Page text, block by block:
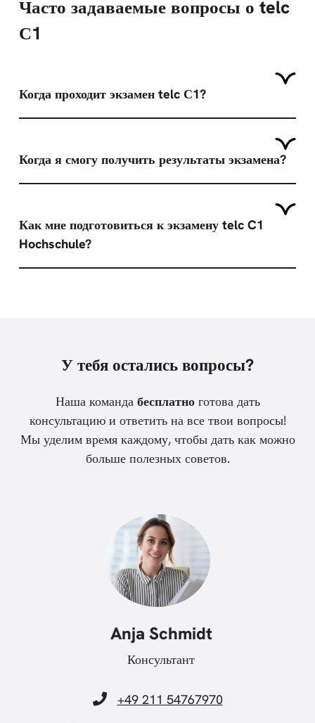
Часто задаваемые вопросы о telc
С1
Когда проходит экзамен telc С1?
Когда я смогу получить результаты экзамена?
Как мне подготовиться к экзамену telc C1
Hochschule?
У тебя остались вопросы?
Наша команда бесплатноготова дать
консультацию и ответить на все твои вопросы!
Мы уделим время каждому, чтобы дать как можно
больше полезных советов.
Anja Schmidt
Консультант
+49 211 54767970